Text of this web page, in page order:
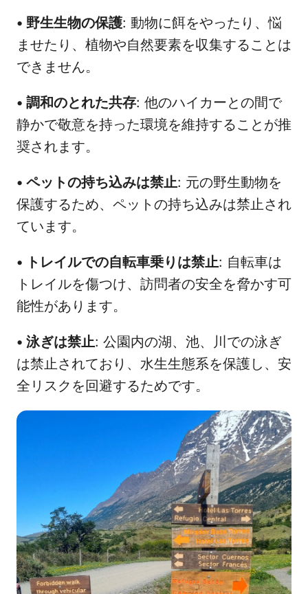
• 野生生物の保護: 動物に餌をやったり、悩
ませたり、植物や自然要素を収集することは
できません。
• 調和のとれた共存: 他のハイカーとの間で
静かで敬意を持った環境を維持することが推
奨されます。
• ペットの持ち込みは禁止: 元の野生動物を
保護するため、ペットの持ち込みは禁止され
ています。
• トレイルでの自転車乗りは禁止: 自転車は
トレイルを傷つけ、訪問者の安全を脅かす可
能性があります。
• 泳ぎは禁止: 公園内の湖、池、川での泳ぎ
は禁止されており、水生生態系を保護し、安
全リスクを回避するためです。